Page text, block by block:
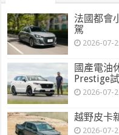
法國都會
駕
2026-07-
國產電油
Prestige
2026-07-
越野皮卡
2026-07-